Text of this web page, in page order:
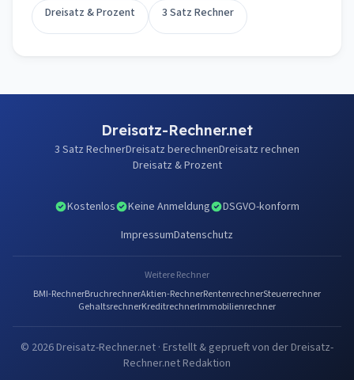
Dreisatz & Prozent 3 Satz Rechner
Dreisatz-Rechner.net
3 Satz RechnerDreisatz berechnenDreisatz rechnen
Dreisatz & Prozent
Kostenlos Keine Anmeldung
DSGVO-konform
ImpressumDatenschutz
Weitere Rechner
BMI-RechnerBruchrechnerAktien-RechnerRentenrechnerSteuerrechner
GehaltsrechnerKreditrechnerImmobilienrechner
© 2026 Dreisatz-Rechner.net · Erstellt & geprueft von der Dreisatz-
Rechner.net Redaktion